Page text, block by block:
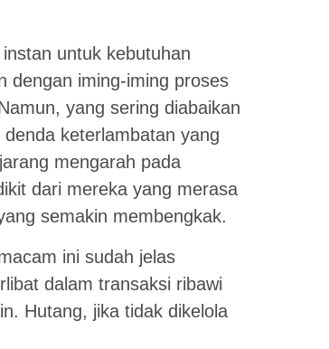
untuk kebutuhan
dengan iming-iming proses
yang sering diabaikan
keterlambatan yang
mengarah pada
dari mereka yang merasa
semakin membengkak.
ini sudah jelas
dalam transaksi ribawi
Hutang, jika tidak dikelola